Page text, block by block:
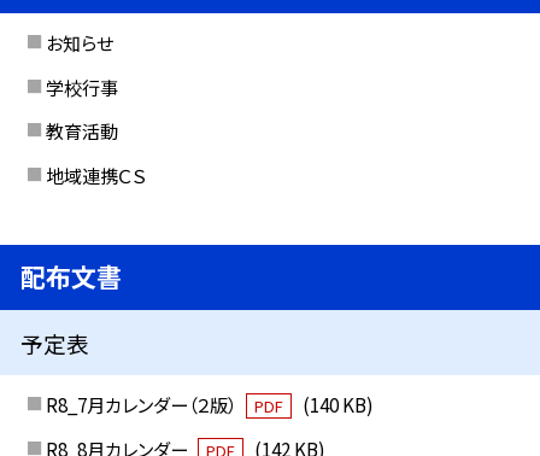
お知らせ
学校行事
教育活動
地域連携ＣＳ
配布文書
予定表
R8_7月カレンダー（２版） PDF
(140 KB)
R8_8月カレンダー
PDF
(142 KB)